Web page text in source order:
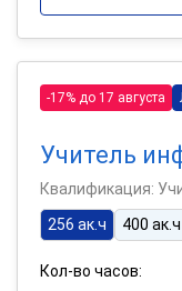
-17% до 17 августа
Учитель
Квалификация:
256 ак.ч
400 ак.ч
Кол-во часов: